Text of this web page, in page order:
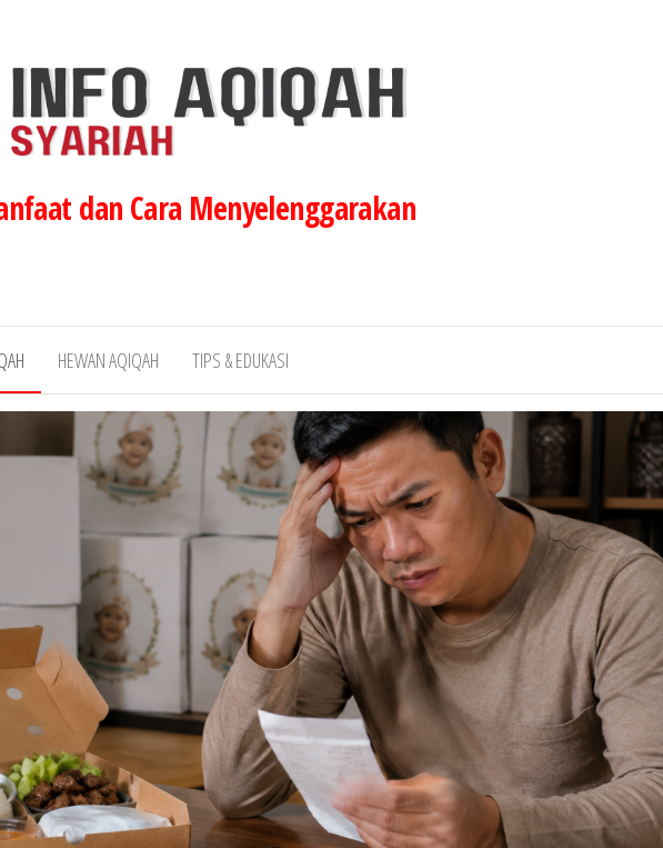
dan Cara Menyelenggarakan
HEWAN AQIQAH TIPS & EDUKASI